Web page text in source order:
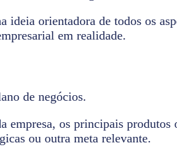
orientadora de todos os
em realidade.
de negócios.
empresa, os principais
ou outra meta relevante.